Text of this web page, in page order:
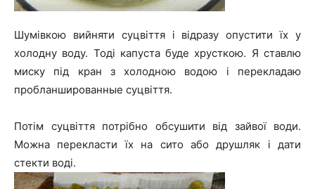
Шумівкою вийняти суцвіття і відразу опустити їх у
холодну воду. Тоді капуста буде хрусткою. Я ставлю
миску під кран з холодною водою і перекладаю
пробланшированные суцвіття.
Потім суцвіття потрібно обсушити від зайвої води.
Можна перекласти їх на сито або друшляк і дати
стекти воді.